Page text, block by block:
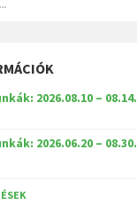
2026.08.10 – 08.14.
2026.06.20 – 08.30.